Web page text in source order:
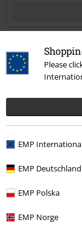
Please
EMP
EMP Deutschland
EMP Polska
EMP Norge
nadeel is dat de
Geverifieerde